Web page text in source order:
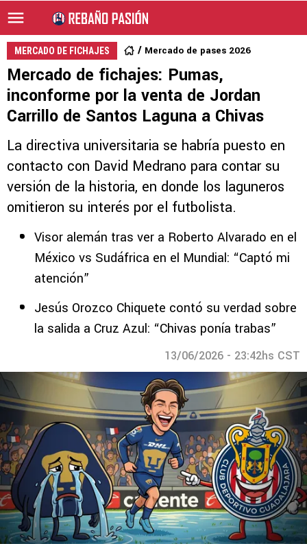
MERCADO DE FICHAJES Mercado de pases 2026
Mercado de fichajes: Pumas,
inconforme por la venta de Jordan
Carrillo de Santos Laguna a Chivas
La directiva universitaria se habría puesto en
contacto con David Medrano para contar su
versión de la historia, en donde los laguneros
omitieron su interés por el futbolista.
Visor alemán tras ver a Roberto Alvarado en el
México vs Sudáfrica en el Mundial: “Captó mi
atención”
Jesús Orozco Chiquete contó su verdad sobre
la salida a Cruz Azul: “Chivas ponía trabas”
13/06/2026 - 23:42hs CST